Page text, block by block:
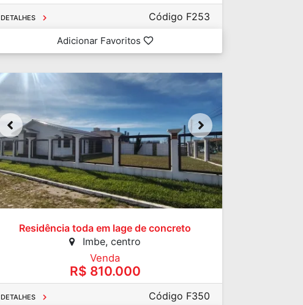
DETALHES Código F253
Adicionar Favoritos
Residência toda em lage de concreto
Imbe, centro
Venda
R$ 810.000
DETALHES Código F350